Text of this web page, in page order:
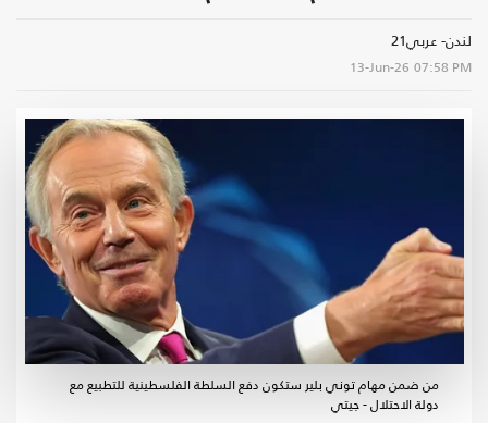
لندن- عربي21
13-Jun-26 07:58 PM
من ضمن مهام توني بلير ستكون دفع السلطة الفلسطينية للتطبيع مع
دولة الاحتلال - جيتي